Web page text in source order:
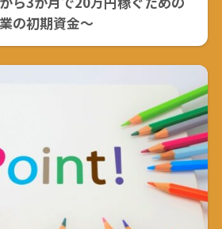
の初期資金～